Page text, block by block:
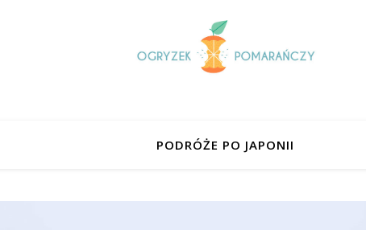
PODRÓŻE PO JAPONII